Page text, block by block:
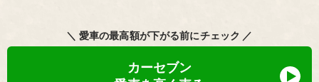
＼ 愛車の最高額が下がる前にチェック ／
カーセブン